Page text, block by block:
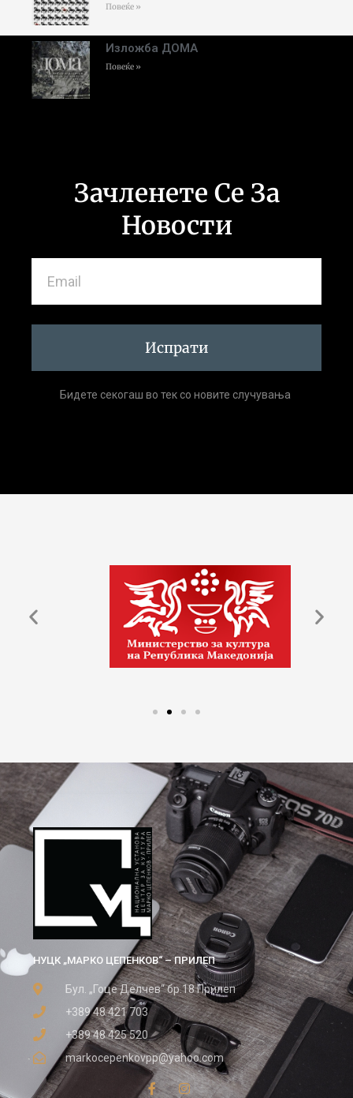
Повеќе »
Изложба ДОМА
Повеќе »
Зачленете Се За
Новости
Испрати
Бидете секогаш во тек со новите случувања
НУЦК „МАРКО ЦЕПЕНКОВ“ – ПРИЛЕП
Бул. „Гоце Делчев“ бр.18 Прилеп
+389 48 421 703
+389 48 425 520
markocepenkovpp@yahoo.com